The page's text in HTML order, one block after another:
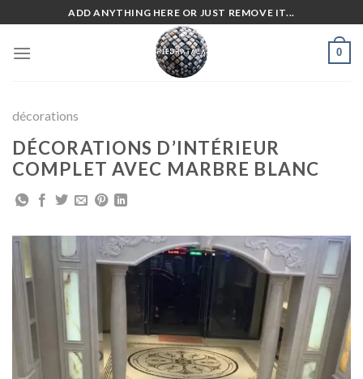
to
content
ADD ANYTHING HERE OR JUST REMOVE IT...
0
décorations
DÉCORATIONS D’INTÉRIEUR
COMPLET AVEC MARBRE BLANC